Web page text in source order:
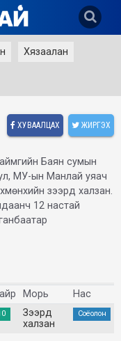
Хязаалан
ХУВААЛЦАХ ЖИРГЭХ
Баян сумын
МУ-ын Манлай уяач
зээрд халзан.
12 настай
Морь
Нас
Зээрд
халзан
Соёолон